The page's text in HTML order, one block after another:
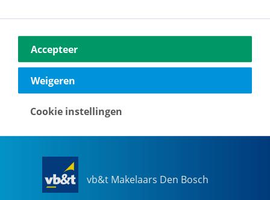
Vestdijk 180
5611 CZ Eindhoven
040-2696949
vb&t Makelaars Den Bosch
Accepteer
Weigeren
Cookie instellingen